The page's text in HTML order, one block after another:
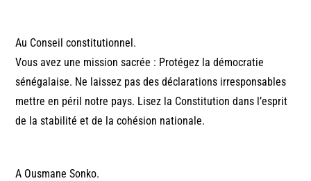
Au Conseil constitutionnel.
Vous avez une mission sacrée : Protégez la démocratie
sénégalaise. Ne laissez pas des déclarations irresponsables
mettre en péril notre pays. Lisez la Constitution dans l’esprit
de la stabilité et de la cohésion nationale.
A Ousmane Sonko.